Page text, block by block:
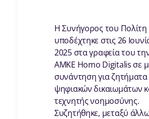
Η Συνήγορος του Πολίτη
υποδέχτηκε στις 26
2025 στα γραφεία του
ΑΜΚΕ Homo Digitalis σε
συνάντηση για ζητήματα
ψηφιακών δικαιωμάτων
τεχνητής νοημοσύνης.
Συζητήθηκε, μεταξύ